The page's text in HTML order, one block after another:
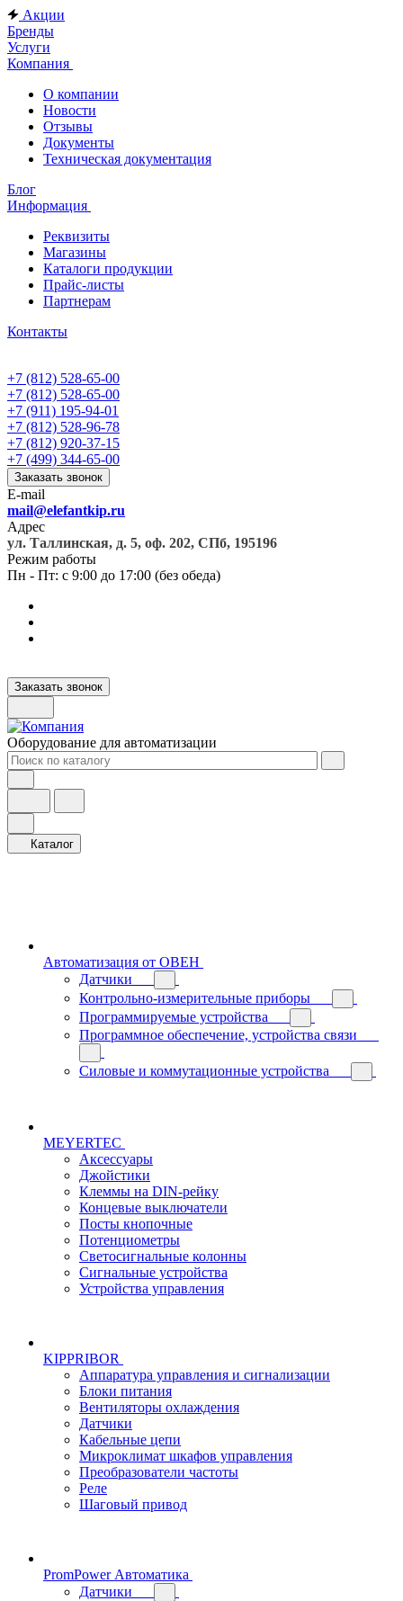
Акции
Бренды
Услуги
Компания
О компании
Новости
Отзывы
Документы
Техническая документация
Блог
Информация
Реквизиты
Магазины
Каталоги продукции
Прайс-листы
Партнерам
Контакты
+7 (812) 528-65-00
+7 (812) 528-65-00
+7 (911) 195-94-01
+7 (812) 528-96-78
+7 (812) 920-37-15
+7 (499) 344-65-00
Заказать звонок
E-mail
mail@elefantkip.ru
Адрес
ул. Таллинская, д. 5, оф. 202, СПб, 195196
Режим работы
Пн - Пт: с 9:00 до 17:00 (без обеда)
Заказать звонок
Оборудование для автоматизации
Каталог
Автоматизация от ОВЕН
Датчики
Контрольно-измерительные приборы
Программируемые устройства
Программное обеспечение, устройства связи
Силовые и коммутационные устройства
MEYERTEC
Аксессуары
Джойстики
Клеммы на DIN-рейку
Концевые выключатели
Посты кнопочные
Потенциометры
Светосигнальные колонны
Сигнальные устройства
Устройства управления
KIPPRIBOR
Аппаратура управления и сигнализации
Блоки питания
Вентиляторы охлаждения
Датчики
Кабельные цепи
Микроклимат шкафов управления
Преобразователи частоты
Реле
Шаговый привод
PromPower Автоматика
Датчики